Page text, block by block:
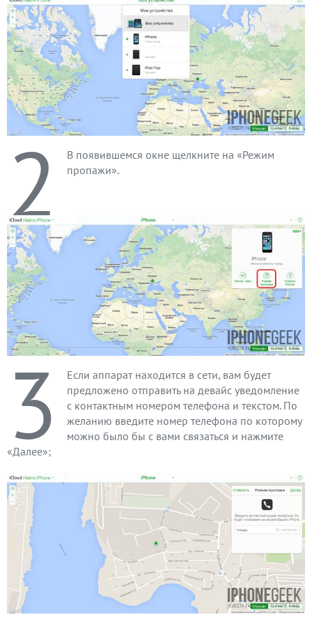
2
В появившемся окне щелкните на «Режим
пропажи».
3
Если аппарат находится в сети, вам будет
предложено отправить на девайс уведомление
с контактным номером телефона и текстом. По
желанию введите номер телефона по которому
можно было бы с вами связаться и нажмите
«Далее»;